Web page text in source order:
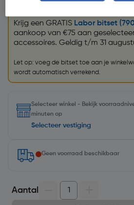
Krijg een GRATIS Labor bitset
aankoop van €75 aan
accessoires. Geldig t/m 31
Let op: voeg de bitset toe aan je
wordt automatisch verrekend.
Selecteer winkel - Bekijk
minuten op
Selecteer vestiging
Geen voorraad beschikbaar
Aantal